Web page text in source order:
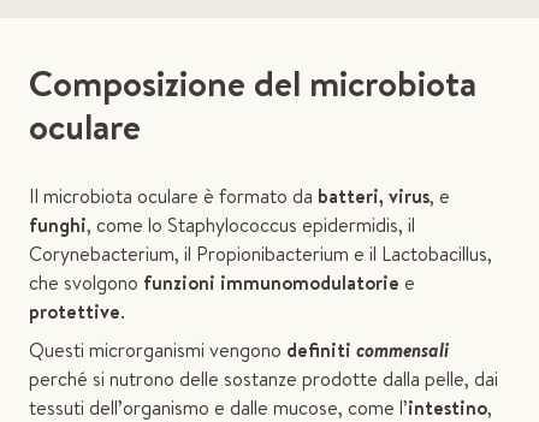
Composizione del microbiota
oculare
Il microbiota oculare è formato da batteri, virus, e
funghi, come lo Staphylococcus epidermidis, il
Corynebacterium, il Propionibacterium e il Lactobacillus,
che svolgono funzioni immunomodulatorie e
protettive.
Questi microrganismi vengono definiti commensali
perché si nutrono delle sostanze prodotte dalla pelle, dai
tessuti dell’organismo e dalle mucose, come l’intestino,